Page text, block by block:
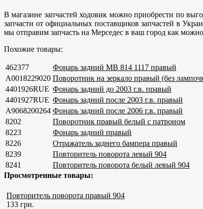
В магазине запчастей ходовик можно приобрести по
запчасти от официальных поставщиков запчастей в
мы отправим запчасть на Мерседес в ваш город как
Похожие товары:
462377 Фонарь задний MB 814 1117 правый
A0018229020 Поворотник на зеркало правый (без
4401926RUE Фонарь задний до 2003 г.в. правый
4401927RUE Фонарь задний после 2003 г.в. правый
A9068200264 Фонарь задний после 2006 г.в. правый
8202
Поворотник правый белый с патроном
8223
Фонарь задний правый
8226
Отражатель заднего бампера правый
8239
Повторитель поворота левый 904
8241
Повторитель поворота белый левый 904
Просмотренные товары:
Повторитель поворота правый 904
133 грн.